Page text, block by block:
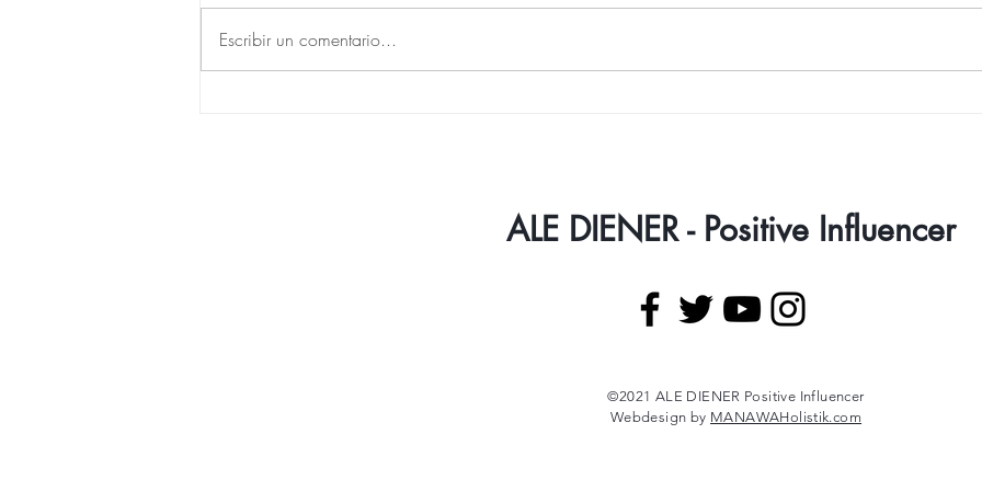
Escribir un comentario...
ALE DIENER - Positive Influencer
©2021 ALE DIENER Positive Influencer
Webdesign by MANAWAHolistik.com